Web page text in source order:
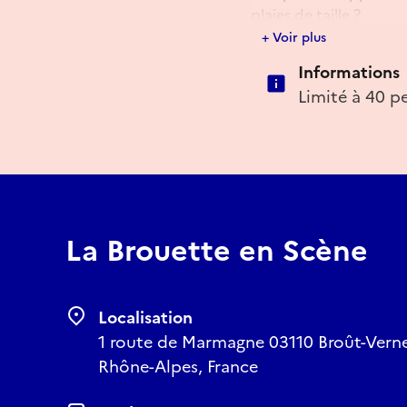
plaies de taille ?
Visite de l'arbre et de
+ Voir plus
Informations
Limité à 40
La Brouette en Scène
Localisation
1 route de Marmagne 03110 Broût-
Rhône-Alpes, France